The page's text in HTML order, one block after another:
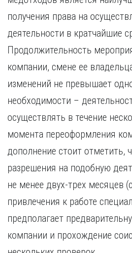
получения права на
деятельности в кратчайшие
Продолжительность
компании, смене ее
изменений не превышает
необходимости –
осуществлять в течение
момента переоформления
дополнение стоит отметить,
разрешения на подобную
не менее двух-трех месяцев
привлечения к работе
предполагает
компании и прохождение